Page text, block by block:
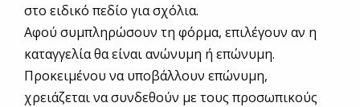
στο ειδικό πεδίο για σχόλια.
Αφού συμπληρώσουν τη φόρμα, επιλέγουν αν η
καταγγελία θα είναι ανώνυμη ή επώνυμη.
Προκειμένου να υποβάλλουν επώνυμη,
χρειάζεται να συνδεθούν με τους προσωπικούς